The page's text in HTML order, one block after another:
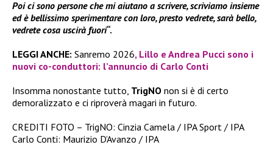
Poi ci sono persone che mi aiutano a scrivere, scriviamo insieme
ed è bellissimo sperimentare con loro, presto vedrete, sarà bello,
vedrete cosa uscirà fuori“.
LEGGI ANCHE: Sanremo 2026, Lillo e Andrea Pucci sono i
nuovi co-conduttori: l’annuncio di Carlo Conti
Insomma nonostante tutto, TrigNO non si è di certo
demoralizzato e ci riproverà magari in futuro.
CREDITI FOTO – TrigNO: Cinzia Camela / IPA Sport / IPA
Carlo Conti: Maurizio D’Avanzo / IPA